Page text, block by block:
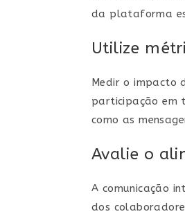
da plataforma
Utilize
Medir o impacto
participação em
como as
Avalie o
A comunicação
dos